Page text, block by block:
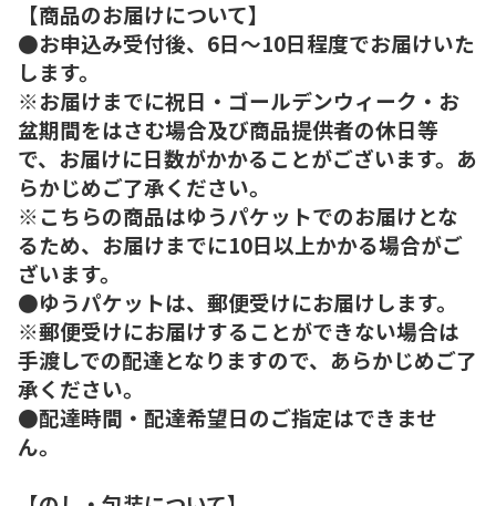
【商品のお届けについて】
●お申込み受付後、6日～10日程度でお届けいた
します。
※お届けまでに祝日・ゴールデンウィーク・お
盆期間をはさむ場合及び商品提供者の休日等
で、お届けに日数がかかることがございます。あ
らかじめご了承ください。
※こちらの商品はゆうパケットでのお届けとな
るため、お届けまでに10日以上かかる場合がご
ざいます。
●ゆうパケットは、郵便受けにお届けします。
※郵便受けにお届けすることができない場合は
手渡しでの配達となりますので、あらかじめご了
承ください。
●配達時間・配達希望日のご指定はできませ
ん。